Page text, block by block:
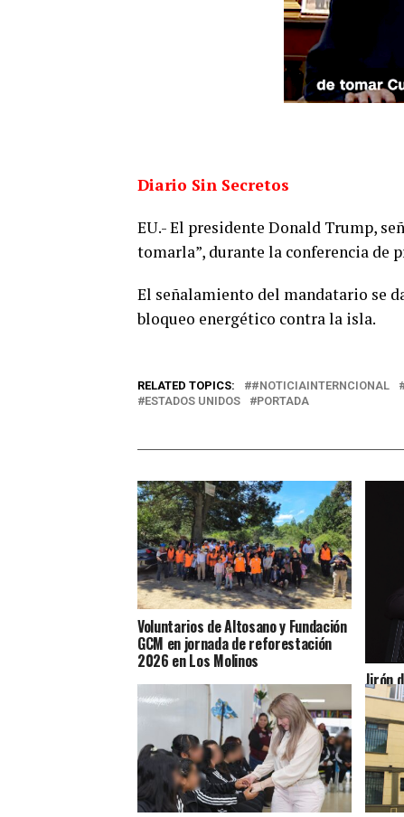
Diario Sin Secretos
EU.- El presidente Donald Trump,
tomarla”, durante la conferencia de
El señalamiento del mandatario se
bloqueo energético contra la isla.
RELATED TOPICS: #NOTICIAINTERNCIONAL
ESTADOS UNIDOS
PORTADA
Voluntarios de Altosano y Fundación
GCM en jornada de reforestación
2026 en Los Molinos
Jirón